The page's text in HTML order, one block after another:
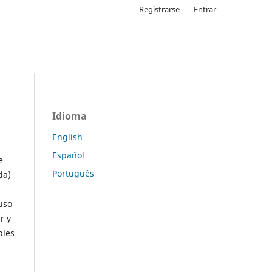
Registrarse Entrar
y
Idioma
English
Español
Português